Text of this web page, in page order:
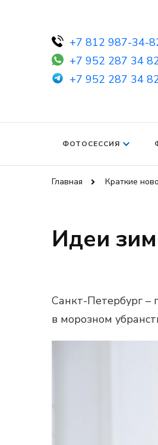
+7 812 987-34-
+7 952 287 34
+7 952 287 34
ФОТОСЕССИЯ
Главная Краткие
Идеи
Санкт-Петербург –
в морозном